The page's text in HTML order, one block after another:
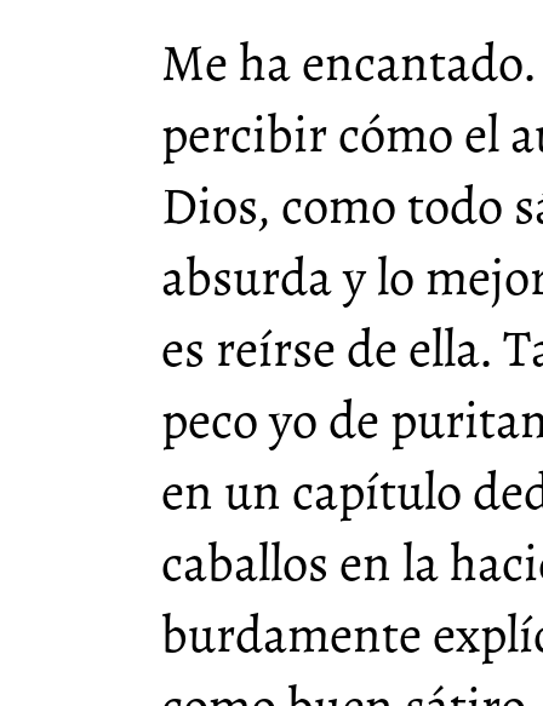
Me ha
percibir cómo el
Dios, como todo
absurda y lo
es reírse de ella.
peco yo de
en un capítulo
caballos en la
burdamente